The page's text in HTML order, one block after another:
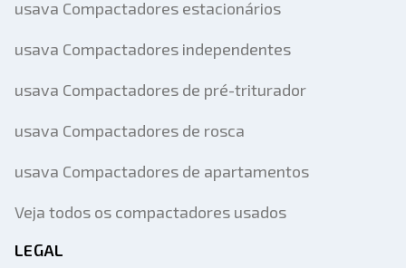
usava Compactadores estacionários
usava Compactadores independentes
usava Compactadores de pré-triturador
usava Compactadores de rosca
usava Compactadores de apartamentos
Veja todos os compactadores usados
LEGAL